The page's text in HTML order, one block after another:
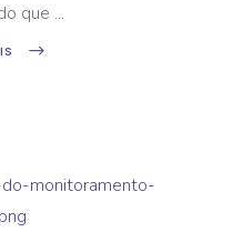
que